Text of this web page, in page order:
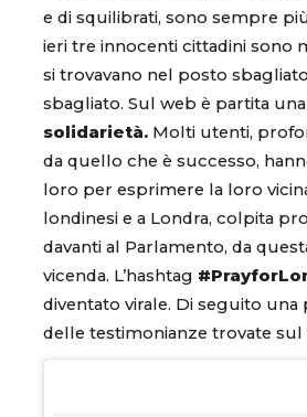
e di squilibrati, sono sempre
ieri tre innocenti cittadini sono
si trovavano nel posto
sbagliato. Sul web è partita
solidarietà. Molti utenti,
da quello che è successo,
loro per esprimere la loro
londinesi e a Londra, colpita
davanti al Parlamento, da
vicenda. L’hashtag
diventato virale. Di seguito una
delle testimonianze trovate sul